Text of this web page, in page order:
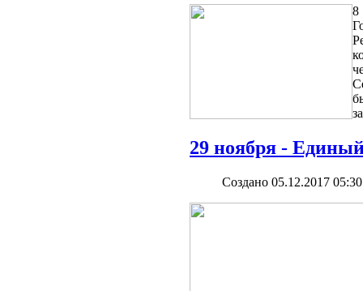
29 ноября -
Создано 05.12.2017 05:30